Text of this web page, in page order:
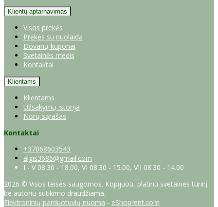
Klientų aptarnavimas
Visos prekės
Prekės su nuolaida
Dovanų kuponai
Svetainės medis
Kontaktai
Klientams
Klientams
Užsakymų istorija
Norų sąrašas
Kontaktai
+37068603543
algis3686@gmail.com
I - V 08.30 - 18.00, VI 08.30 - 15.00, VII 08.30 - 14.00
2026 © Visos teisės saugomos. Kopijuoti, platinti svetainės turinį
be autorių sutikimo draudžiama.
Elektroninių parduotuvių nuoma - eShoprent.com